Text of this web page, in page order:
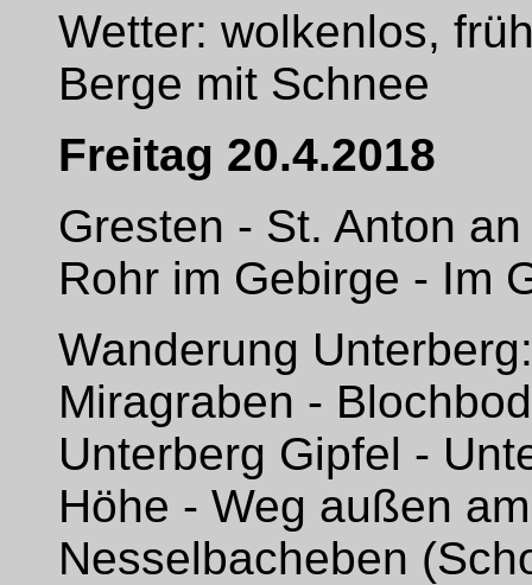
Wetter: wolkenlos,
Berge mit Schnee
Freitag 20.4.2018
Gresten - St. Anton
Rohr im Gebirge - Im
Wanderung
Miragraben -
Unterberg Gipfel -
Höhe - Weg außen
Nesselbacheben